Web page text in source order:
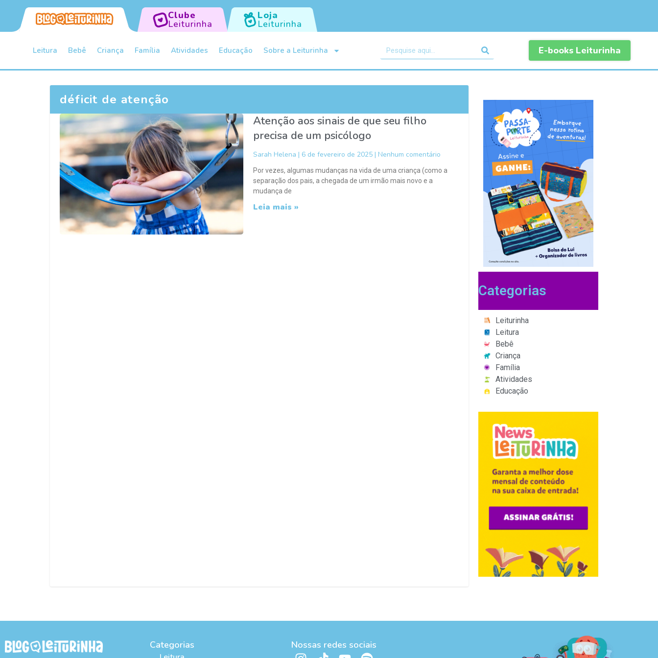
Clube
Leiturinha
Loja
Leiturinha
Leitura Bebê Criança Família Atividades Educação Sobre a Leiturinha E-books Leiturinha
déficit de atenção
Atenção aos sinais de que seu filho
precisa de um psicólogo
Sarah Helena 6 de fevereiro de 2025 Nenhum comentário
Por vezes, algumas mudanças na vida de uma criança (como a
separação dos pais, a chegada de um irmão mais novo e a
mudança de
Leia mais »
Categorias
Leiturinha
Leitura
Bebê
Criança
Família
Atividades
Educação
Categorias Nossas redes sociais